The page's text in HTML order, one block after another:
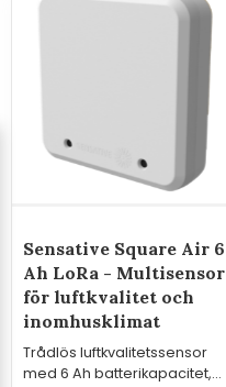
Sensative Square Air 6
Ah LoRa - Multisensor
för luftkvalitet och
inomhusklimat
Trådlös luftkvalitetssensor
med 6 Ah batterikapacitet,